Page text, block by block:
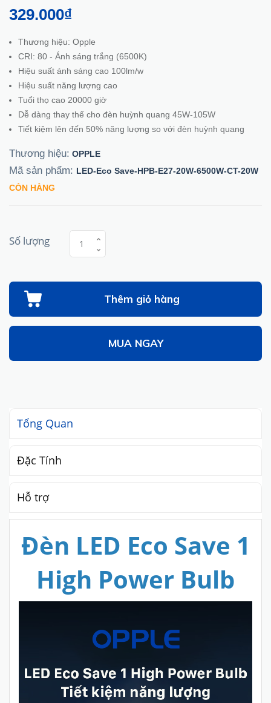
329.000₫
Thương hiệu: Opple
CRI: 80 - Ánh sáng trắng (6500K)
Hiệu suất ánh sáng cao 100lm/w
Hiệu suất năng lượng cao
Tuổi thọ cao 20000 giờ
Dễ dàng thay thế cho đèn huỳnh quang 45W-105W
Tiết kiệm lên đến 50% năng lượng so với đèn huỳnh quang
Thương hiệu: OPPLE
Mã sản phẩm: LED-Eco Save-HPB-E27-20W-6500W-CT-20W
CÒN HÀNG
Số lượng
Thêm giỏ hàng
MUA NGAY
Tổng Quan
Đặc Tính
Hỗ trợ
Đèn LED Eco Save 1
High Power Bulb